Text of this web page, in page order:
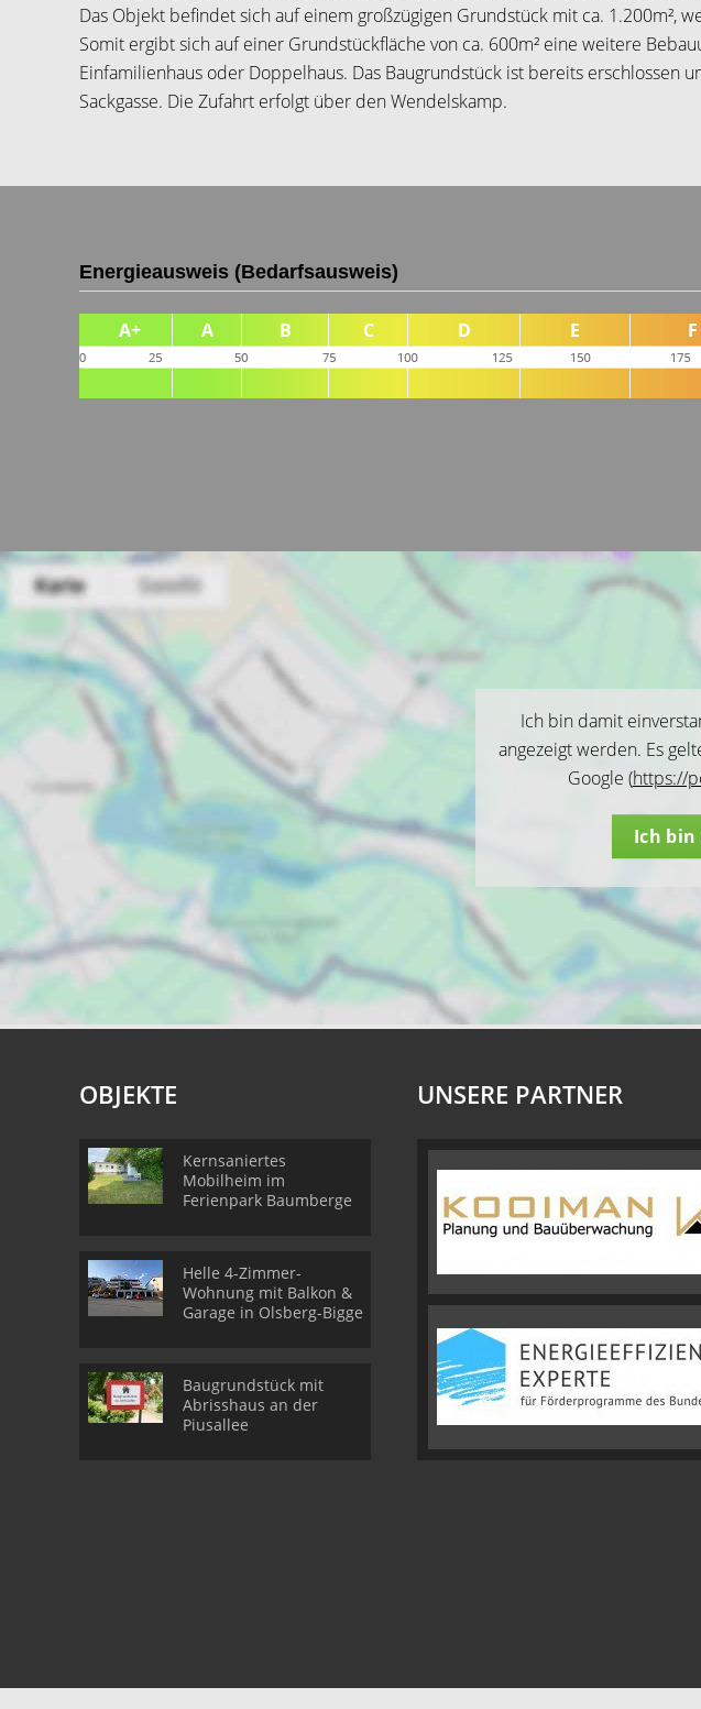
Das Objekt befindet sich auf einem großzügigen Grundstück mit ca. 1.200m²,
Somit ergibt sich auf einer Grundstückfläche von ca. 600m² eine weitere
Einfamilienhaus oder Doppelhaus. Das Baugrundstück ist bereits erschlossen
Sackgasse. Die Zufahrt erfolgt über den Wendelskamp.
Energieausweis (Bedarfsausweis)
Ich bin damit
angezeigt werden. Es
Google (https://
Ich
OBJEKTE
Kernsaniertes
Mobilheim im
Ferienpark Baumberge
Helle 4-Zimmer-
Wohnung mit Balkon &
Garage in Olsberg-Bigge
Baugrundstück mit
Abrisshaus an der
Piusallee
UNSERE PARTNER